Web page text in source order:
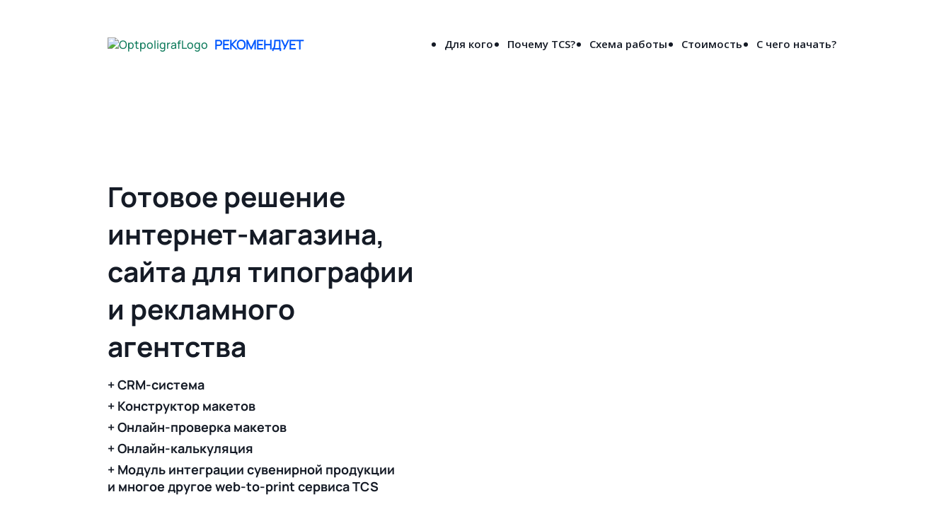
РЕКОМЕНДУЕТ Для кого Почему TCS? Схема работы Стоимость С чего начать?
Готовое решение
интернет-магазина,
сайта для типографии
и рекламного
агентства
+ CRM-система
+ Конструктор макетов
+ Онлайн-проверка макетов
+ Онлайн-калькуляция
+ Модуль интеграции сувенирной продукции
и многое другое web-to-print сервиса TCS